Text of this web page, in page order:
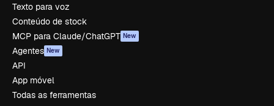
Texto para voz
Conteúdo de stock
MCP para Claude/ChatGPT New
Agentes New
API
App móvel
Todas as ferramentas